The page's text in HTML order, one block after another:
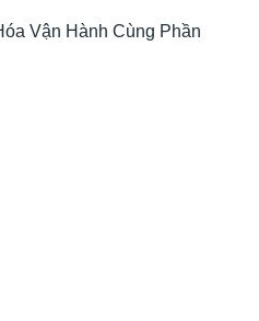
Vận Hành Cùng Phần